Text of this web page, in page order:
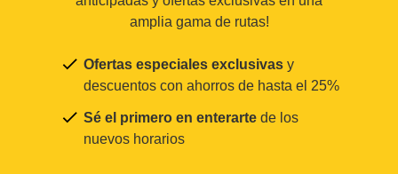
amplia gama de rutas!
Ofertas especiales exclusivas y
descuentos con ahorros de hasta el 25%
Sé el primero en enterarte de los
nuevos horarios